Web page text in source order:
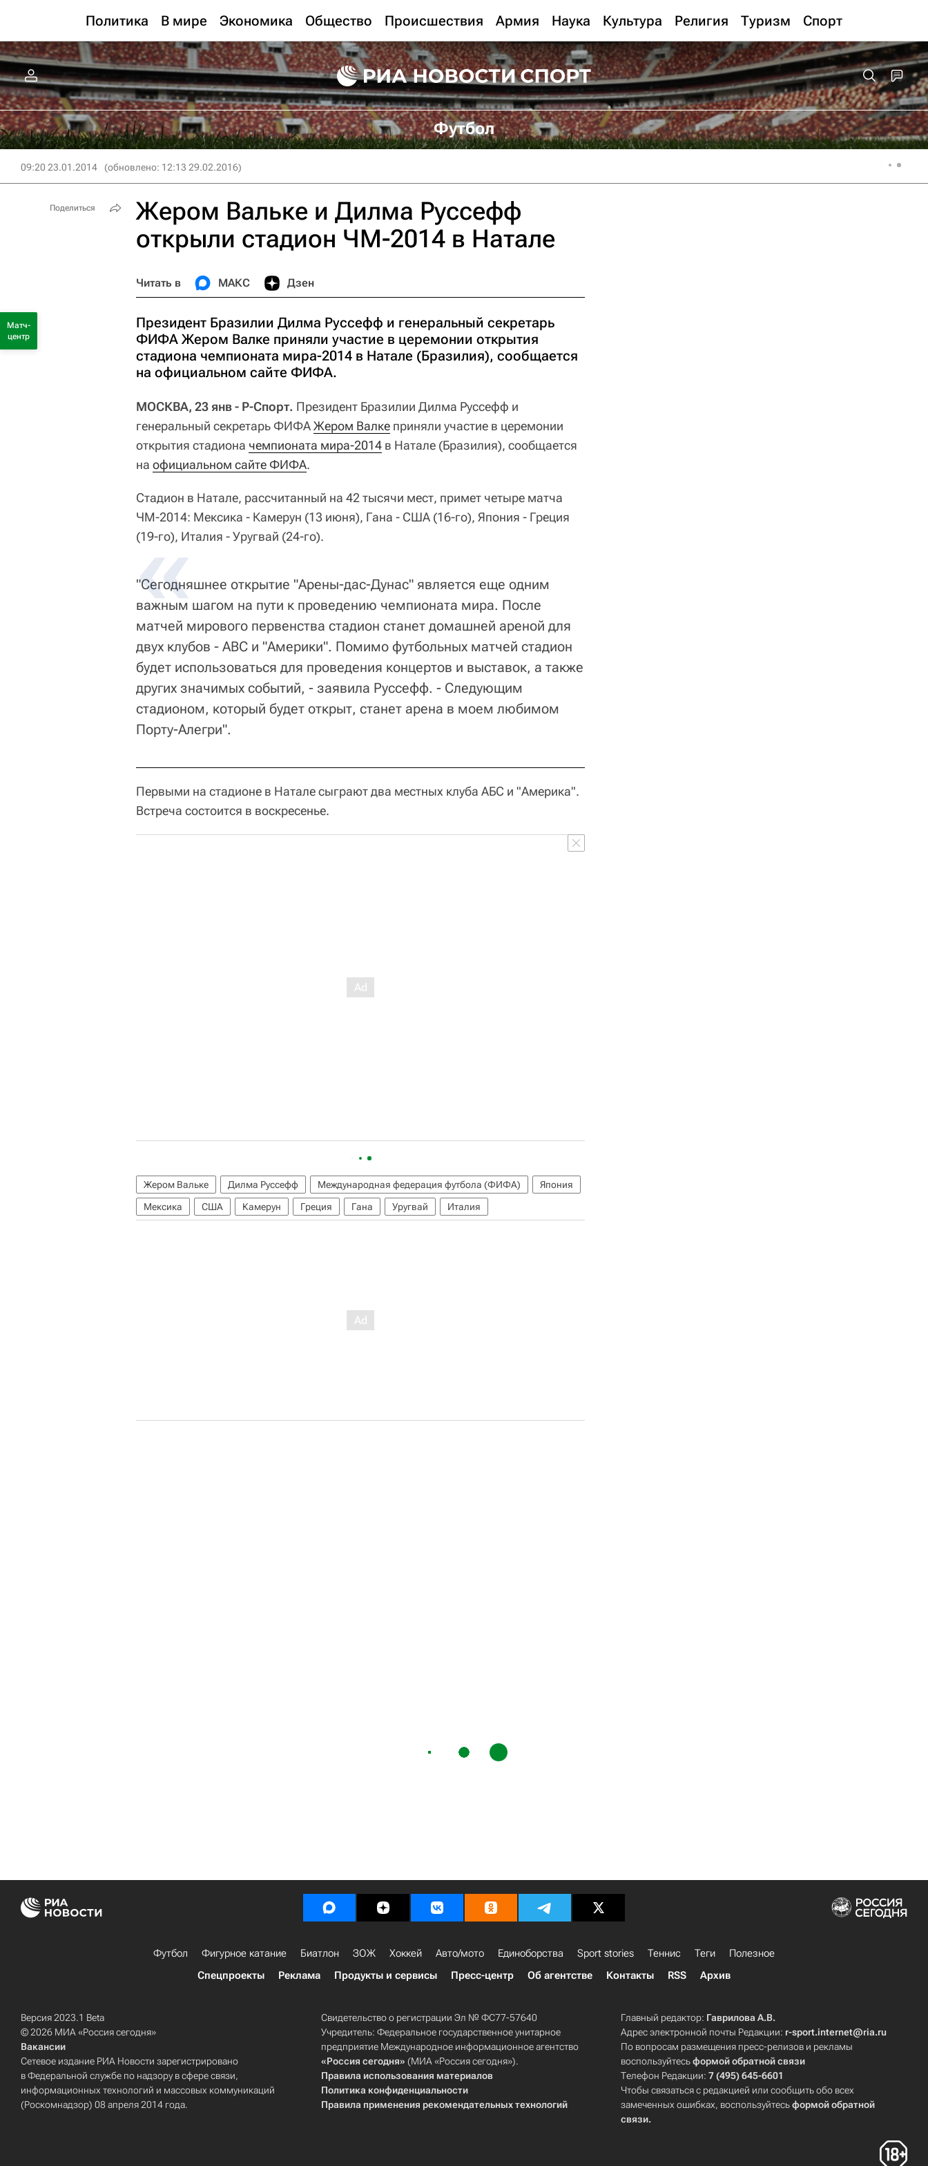
Политика В мире Экономика Общество Происшествия Армия Наука Культура Религия Туризм Спорт
Футбол
09:20 23.01.2014 (обновлено: 12:13 29.02.2016)
Жером Вальке и Дилма Руссефф
открыли стадион ЧМ-2014 в Натале
Читать в МАКС Дзен
Президент Бразилии Дилма Руссефф и генеральный секретарь
ФИФА Жером Валке приняли участие в церемонии открытия
стадиона чемпионата мира-2014 в Натале (Бразилия), сообщается
на официальном сайте ФИФА.
МОСКВА, 23 янв - Р-Спорт. Президент Бразилии Дилма Руссефф и
генеральный секретарь ФИФАЖером Валке приняли участие в церемонии
открытия стадиона чемпионата мира-2014 в Натале (Бразилия), сообщается
на официальном сайте ФИФА.
Стадион в Натале, рассчитанный на 42 тысячи мест, примет четыре матча
ЧМ-2014: Мексика - Камерун (13 июня), Гана - США (16-го), Япония - Греция
(19-го), Италия - Уругвай (24-го).
"Сегодняшнее открытие "Арены-дас-Дунас" является еще одним
важным шагом на пути к проведению чемпионата мира. После
матчей мирового первенства стадион станет домашней ареной для
двух клубов - АВС и "Америки". Помимо футбольных матчей стадион
будет использоваться для проведения концертов и выставок, а также
других значимых событий, - заявила Руссефф. - Следующим
стадионом, который будет открыт, станет арена в моем любимом
Порту-Алегри".
Первыми на стадионе в Натале сыграют два местных клуба АБС и "Америка".
Встреча состоится в воскресенье.
Жером Вальке Дилма Руссефф Международная федерация футбола (ФИФА)
Япония
Мексика
США Камерун Греция Гана Уругвай Италия
Поделиться
Матч-
центр
Футбол Фигурное катание Биатлон ЗОЖ Хоккей Авто/мото Единоборства Sport stories Теннис Теги
Полезное
Спецпроекты
Реклама Продукты и сервисы Пресс-центр Об агентстве Контакты RSS Архив
Версия 2023.1 Beta
© 2026 МИА «Россия сегодня»
Вакансии
Сетевое издание РИА Новости зарегистрировано
в Федеральной службе по надзору в сфере связи,
информационных технологий и массовых коммуникаций
(Роскомнадзор) 08 апреля 2014 года.
Свидетельство о регистрации Эл № ФС77-57640
Учредитель: Федеральное государственное унитарное
предприятие Международное информационное агентство
«Россия сегодня» (МИА «Россия сегодня»).
Правила использования материалов
Политика конфиденциальности
Правила применения рекомендательных технологий
Главный редактор: Гаврилова А.В.
Адрес электронной почты Редакции: r-sport.internet@ria.ru
По вопросам размещения пресс-релизов и рекламы
воспользуйтесьформой обратной связи
Телефон Редакции:7 (495) 645-6601
Чтобы связаться с редакцией или сообщить обо всех
замеченных ошибках, воспользуйтесьформой обратной
связи.